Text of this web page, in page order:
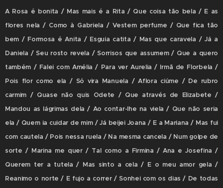
A Rosa é bonita / Mas mais é a Rita / Que coisa tão bela / E as
flores nela / Como à Gabriela / Vestem perfume / Que fica tão
bem / Formosa é Anita / Esguia catita / Mas que caravela / Já a
Daniela / Seu rosto revela / Sorrisos que assumem / Que a quero
também / Falei com Amélia / Para ver Aurelia / Irmã de Florbela /
Pois flor como ela / Só vira Manuela / Aflora ciúme / De rubro
carmim / Quase não quis Odete / Que através de Elizabete /
Mandou as lágrimas dela / Ao contar-lhe na viela / Que não seria
ela / Quem ia cuidar de mim / Já beijei Joana / E a Mariana / Mas fui
com cautela / Pois nessa ruela / Na mesma cancela / Num golpe de
sorte / Marina me quer / Tal como a Firmina / Ana e Josefina /
Querem ter a tutela / Mas sinto a cela / E o meu amor gela /
Reanimo o norte / E fujo a correr / Sonhei com os dias / De todas